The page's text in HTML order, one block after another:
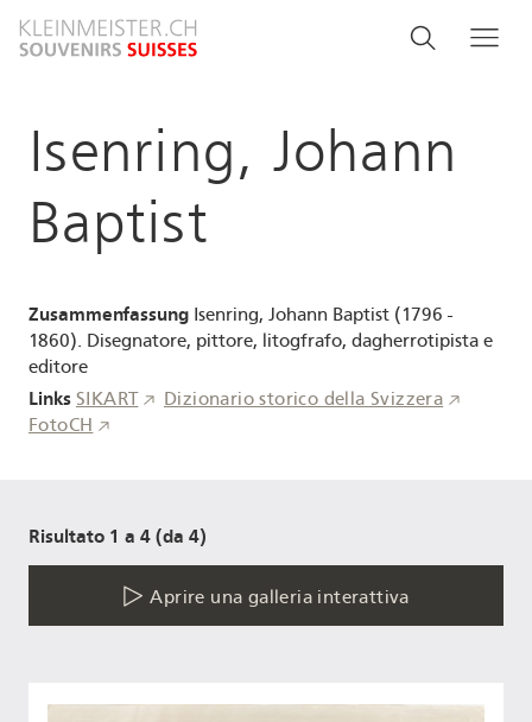
Search
Cerca
Isenring, Johann
Baptist
Zusammenfassung Isenring, Johann Baptist (1796 -
1860). Disegnatore, pittore, litogfrafo, dagherrotipista e
editore
Links SIKART
Dizionario storico della Svizzera
FotoCH
Risultato 1 a 4 (da 4)
Aprire una galleria interattiva